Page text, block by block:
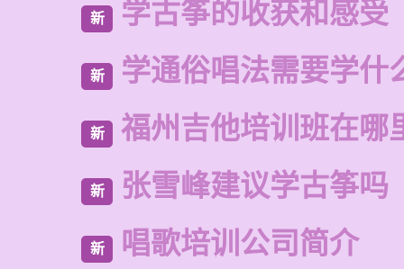
新 学古筝的收获和感受
新 学通俗唱法需要学什
新 福州吉他培训班在哪
新 张雪峰建议学古筝吗
新 唱歌培训公司简介